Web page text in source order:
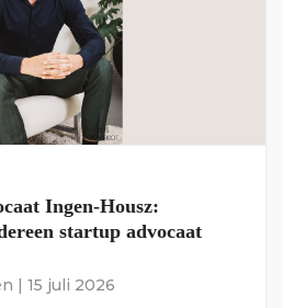
Ingen-Housz:
startup advocaat
15 juli 2026